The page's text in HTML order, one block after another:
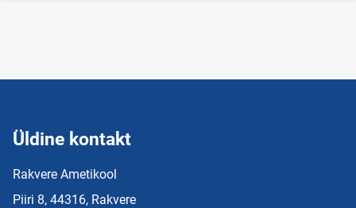
Üldine kontakt
Rakvere Ametikool
Piiri 8, 44316, Rakvere